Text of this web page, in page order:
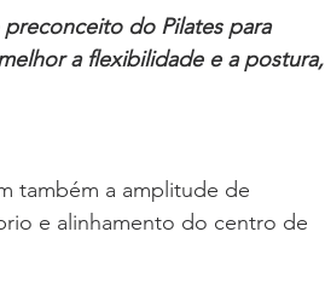
do Pilates para
a flexibilidade e a postura,
também a amplitude de
e alinhamento do centro de